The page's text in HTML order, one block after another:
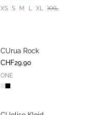
XS S M L XL XXL
Neuheiten
CUrua Rock
CHF29.90
ONE